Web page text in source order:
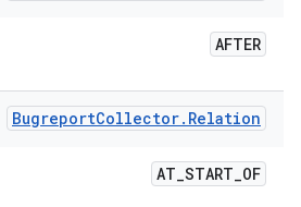
AFTER
BugreportCollector. Relation
AT_START_OF